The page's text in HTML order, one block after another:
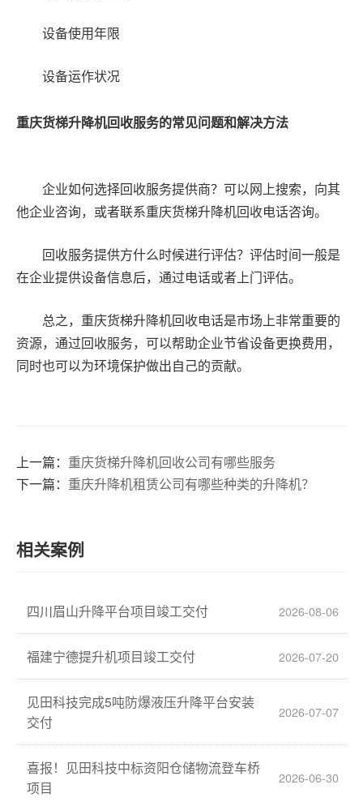
设备使用年限
设备运作状况
重庆货梯升降机回收服务的常见问题和解决方法
企业如何选择回收服务提供商？可以网上搜索，向其
他企业咨询，或者联系重庆货梯升降机回收电话咨询。
回收服务提供方什么时候进行评估？评估时间一般是
在企业提供设备信息后，通过电话或者上门评估。
总之，重庆货梯升降机回收电话是市场上非常重要的
资源，通过回收服务，可以帮助企业节省设备更换费用，
同时也可以为环境保护做出自己的贡献。
上一篇： 重庆货梯升降机回收公司有哪些服务
下一篇： 重庆升降机租赁公司有哪些种类的升降机？
相关案例
四川眉山升降平台项目竣工交付 2026-08-06
福建宁德提升机项目竣工交付 2026-07-20
见田科技完成5吨防爆液压升降平台安装
交付
2026-07-07
喜报！见田科技中标资阳仓储物流登车桥
项目
2026-06-30